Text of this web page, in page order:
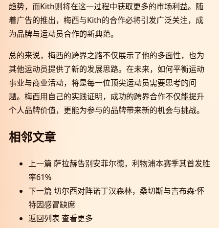
趋势，而Kith则将在这一过程中获取更多的市场利益。随
着广告的推出，梅西与Kith的合作必将引发广泛关注，成
为品牌与运动员合作的新典范。
总的来说，梅西的跨界之路不仅展示了他的多面性，也为
其他运动员提供了新的发展思路。在未来，如何平衡运动
事业与商业活动，将是每一位顶尖运动员需要思考的问
题。梅西用自己的实践证明，成功的跨界合作不仅能提升
个人品牌价值，更能为参与的品牌带来新的机会与挑战。
相邻文章
上一篇 萨拉赫告别安菲尔德，利物浦本赛季其首发胜
率61%
下一篇 切尔西对阵诺丁汉森林，桑切斯与吉布森·怀
特因感冒缺席
返回列表查看更多